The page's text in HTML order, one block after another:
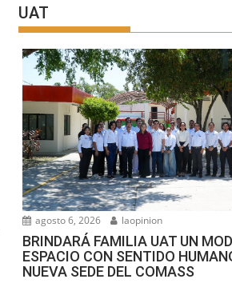
UAT
agosto 6, 2026 laopinion
BRINDARÁ FAMILIA UAT UN
ESPACIO CON SENTIDO
NUEVA SEDE DEL COMASS